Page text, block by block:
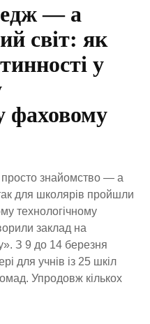
— а
світ: як
у
фаховому
просто знайомство — а
для школярів пройшли
технологічному
заклад на
З 9 до 14 березня
для учнів із 25 шкіл
Упродовж кількох